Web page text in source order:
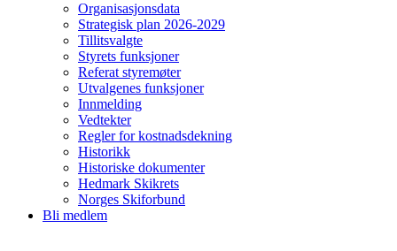
Organisasjonsdata
Strategisk plan 2026-2029
Tillitsvalgte
Styrets funksjoner
Referat styremøter
Utvalgenes funksjoner
Innmelding
Vedtekter
Regler for kostnadsdekning
Historikk
Historiske dokumenter
Hedmark Skikrets
Norges Skiforbund
Bli medlem